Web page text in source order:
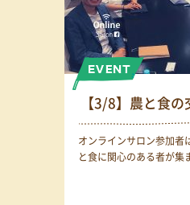
【3/8】農と食の
オンラインサロン参加者
と食に関心のある者が集